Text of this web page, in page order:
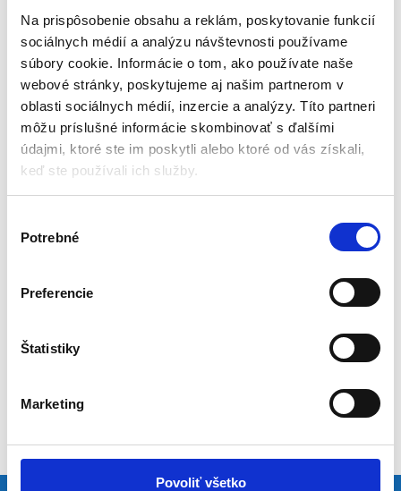
Na prispôsobenie obsahu a reklám, poskytovanie funkcií
sociálnych médií a analýzu návštevnosti používame
súbory cookie. Informácie o tom, ako používate naše
webové stránky, poskytujeme aj našim partnerom v
oblasti sociálnych médií, inzercie a analýzy. Títo partneri
môžu príslušné informácie skombinovať s ďalšími
údajmi, ktoré ste im poskytli alebo ktoré od vás získali,
keď ste používali ich služby.
Potrebné
Preferencie
Štatistiky
Marketing
Povoliť všetko
Na objednávku (doručenie
5-12 pracovné dni)
Je odolná, pevná a vodeodolná
Materiál: nylon a spandex
Čipkované nálepky
Rozmery: 50 x 5 cm
4,00€ 10,00€
★★★★